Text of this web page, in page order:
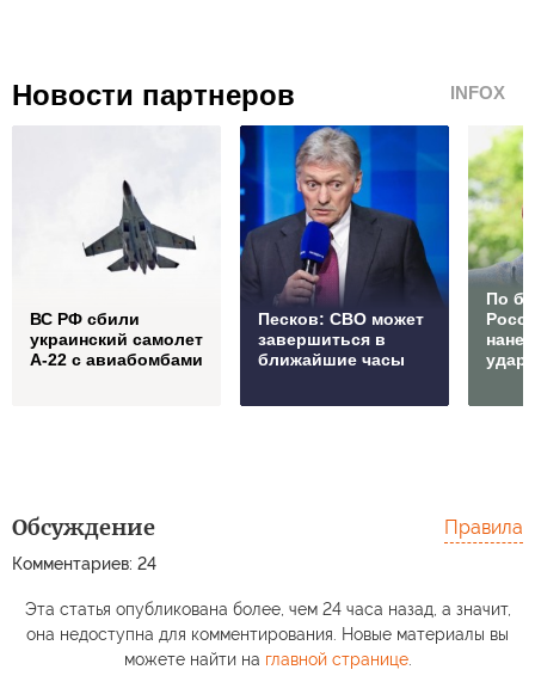
Новости партнеров INFOX
ВС РФ сбили
украинский самолет
А-22 с авиабомбами
Песков: СВО может
завершиться в
ближайшие часы
По
удар
Обсуждение
Комментариев: 24
Правила
Эта статья опубликована более, чем 24 часа назад, а значит,
она недоступна для комментирования. Новые материалы вы
можете найти на главной странице.